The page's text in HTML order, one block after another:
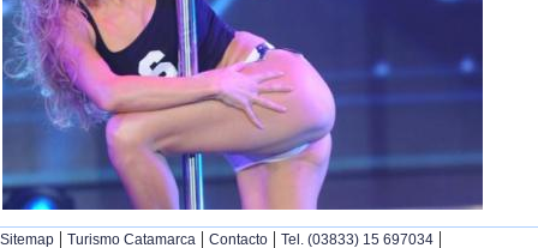
Sitemap | Turismo Catamarca | Contacto | Tel. (03833) 15 697034 |